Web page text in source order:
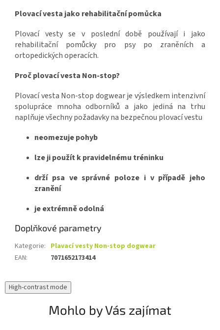
Plovací vesta jako rehabilitační pomůcka
Plovací vesty se v poslední době používají i jako
rehabilitační pomůcky pro psy po zraněních a
ortopedických operacích.
Proč plovací vesta Non-stop?
Plovací vesta Non-stop dogwear je výsledkem intenzivní
spolupráce mnoha odborníků a jako jediná na trhu
naplňuje všechny požadavky na bezpečnou plovací vestu
neomezuje pohyb
lze ji použít k pravidelnému tréninku
drží psa ve správné poloze i v případě jeho
zranění
je extrémně odolná
Doplňkové parametry
Kategorie: Plavací vesty Non-stop dogwear
EAN: 7071652173414
High-contrast mode
Mohlo by Vás zajímat